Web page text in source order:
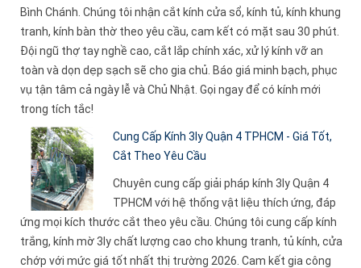
Bình Chánh. Chúng tôi nhận cắt kính cửa sổ, kính tủ, kính khung
tranh, kính bàn thờ theo yêu cầu, cam kết có mặt sau 30 phút.
Đội ngũ thợ tay nghề cao, cắt lắp chính xác, xử lý kính vỡ an
toàn và dọn dẹp sạch sẽ cho gia chủ. Báo giá minh bạch, phục
vụ tận tâm cả ngày lễ và Chủ Nhật. Gọi ngay để có kính mới
trong tích tắc!
Cung Cấp Kính 3ly Quận 4 TPHCM - Giá Tốt,
Cắt Theo Yêu Cầu
Chuyên cung cấp giải pháp kính 3ly Quận 4
TPHCM với hệ thống vật liệu thích ứng, đáp
ứng mọi kích thước cắt theo yêu cầu. Chúng tôi cung cấp kính
trắng, kính mờ 3ly chất lượng cao cho khung tranh, tủ kính, cửa
chớp với mức giá tốt nhất thị trường 2026. Cam kết gia công